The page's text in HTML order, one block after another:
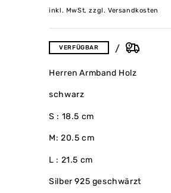
inkl. MwSt, zzgl. Versandkosten
VERFÜGBAR
Herren Armband Holz
schwarz
S : 18.5 cm
M: 20.5 cm
L : 21.5 cm
Silber 925 geschwärzt